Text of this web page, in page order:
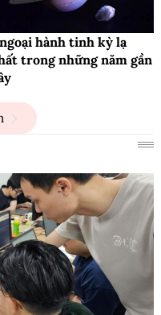
hành tinh kỳ lạ
trong những năm gần